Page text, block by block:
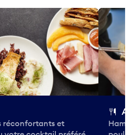
réconfortants et
votre cocktail préféré
poulet